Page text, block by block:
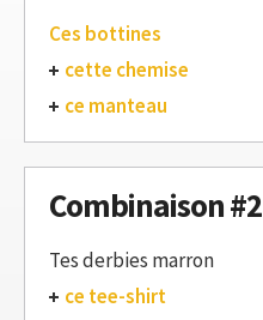
Ces bottines
cette chemise
ce manteau
Combinaison #2
Tes derbies marron
ce tee-shirt